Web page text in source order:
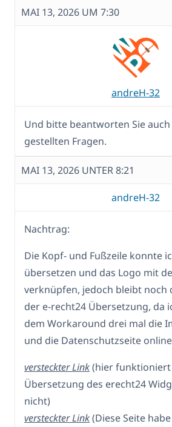
MAI 13, 2026 UM 7:30
andreH-32
Und bitte beantworten Sie
gestellten Fragen.
MAI 13, 2026 UNTER 8:21
andreH-32
Nachtrag:
Die Kopf- und Fußzeile konnte
übersetzen und das Logo mit
verknüpfen, jedoch bleibt noch
der e-recht24 Übersetzung, da
dem Workaround drei mal die
und die Datenschutzseite
versteckter Link(hier
Übersetzung des erecht24
nicht)
versteckter Link(Diese Seite